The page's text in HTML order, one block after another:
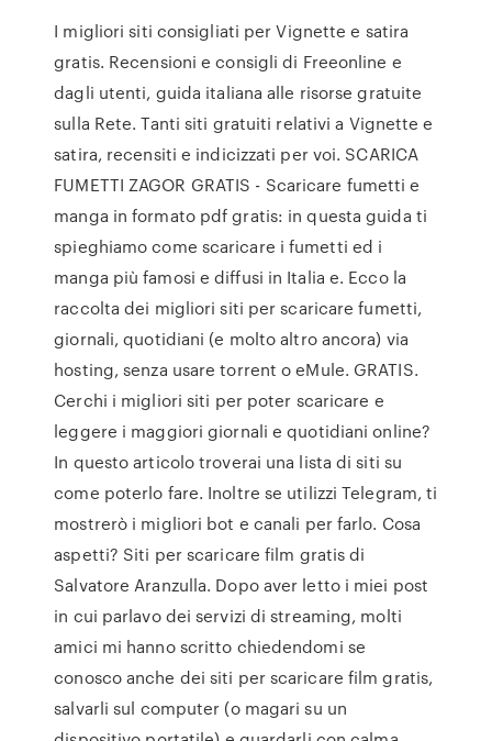
I migliori siti consigliati per Vignette e satira
gratis. Recensioni e consigli di Freeonline e
dagli utenti, guida italiana alle risorse gratuite
sulla Rete. Tanti siti gratuiti relativi a Vignette e
satira, recensiti e indicizzati per voi. SCARICA
FUMETTI ZAGOR GRATIS - Scaricare fumetti e
manga in formato pdf gratis: in questa guida ti
spieghiamo come scaricare i fumetti ed i
manga più famosi e diffusi in Italia e. Ecco la
raccolta dei migliori siti per scaricare fumetti,
giornali, quotidiani (e molto altro ancora) via
hosting, senza usare torrent o eMule. GRATIS.
Cerchi i migliori siti per poter scaricare e
leggere i maggiori giornali e quotidiani online?
In questo articolo troverai una lista di siti su
come poterlo fare. Inoltre se utilizzi Telegram, ti
mostrerò i migliori bot e canali per farlo. Cosa
aspetti? Siti per scaricare film gratis di
Salvatore Aranzulla. Dopo aver letto i miei post
in cui parlavo dei servizi di streaming, molti
amici mi hanno scritto chiedendomi se
conosco anche dei siti per scaricare film gratis,
salvarli sul computer (o magari su un